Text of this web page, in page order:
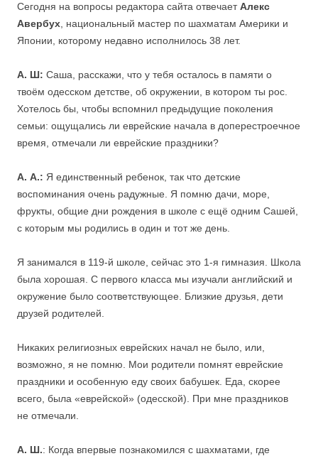
Сегодня на вопросы редактора сайта отвечаетАлекс
Авербух , национальный мастер по шахматам Америки и
Японии, которому недавно исполнилось 38 лет.
А. Ш: Саша, расскажи, что у тебя осталось в памяти о
твоём одесском детстве, об окружении, в котором ты рос.
Хотелось бы, чтобы вспомнил предыдущие поколения
семьи: ощущались ли еврейские начала в доперестроечное
время, отмечали ли еврейские праздники?
А. А.: Я единственный ребенок, так что детские
воспоминания очень радужные. Я помню дачи, море,
фрукты, общие дни рождения в школе с ещё одним Сашей,
с которым мы родились в один и тот же день.
Я занимался в 119-й школе, сейчас это 1-я гимназия. Школа
была хорошая. С первого класса мы изучали английский и
окружение было соответствующее. Близкие друзья, дети
друзей родителей.
Никаких религиозных еврейских начал не было, или,
возможно, я не помню. Мои родители помнят еврейские
праздники и особенную еду своих бабушек. Еда, скорее
всего, была «еврейской» (одесской). При мне праздников
не отмечали.
А. Ш.: Когда впервые познакомился с шахматами, где